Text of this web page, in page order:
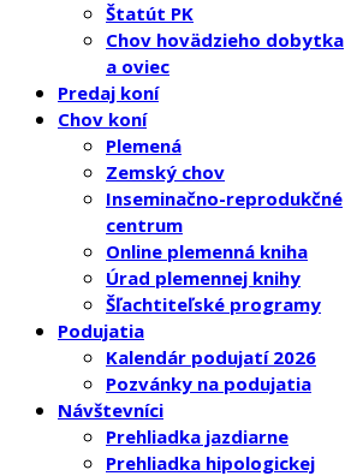
Štatút PK
Chov hovädzieho dobytka
a oviec
Predaj koní
Chov koní
Plemená
Zemský chov
Inseminačno-reprodukčné
centrum
Online plemenná kniha
Úrad plemennej knihy
Šľachtiteľské programy
Podujatia
Kalendár podujatí 2026
Pozvánky na podujatia
Návštevníci
Prehliadka jazdiarne
Prehliadka hipologickej